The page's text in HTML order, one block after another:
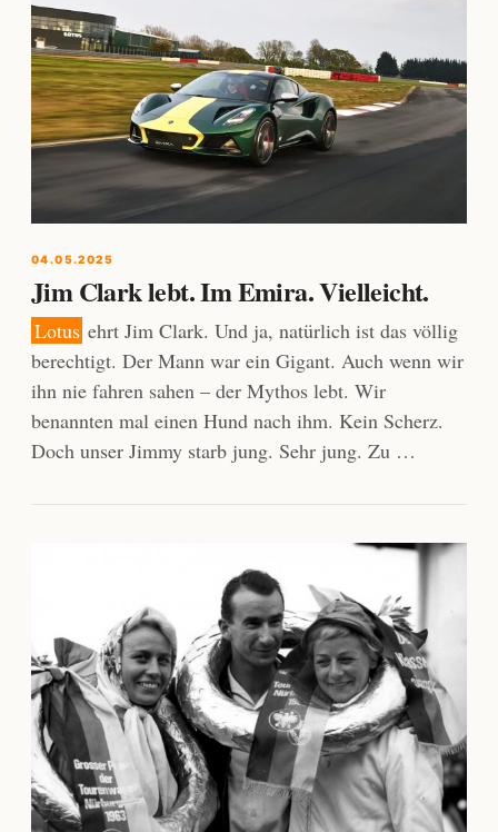
04.05.2025
Jim Clark lebt. Im Emira. Vielleicht.
Lotus ehrt Jim Clark. Und ja, natürlich ist das völlig
berechtigt. Der Mann war ein Gigant. Auch wenn wir
ihn nie fahren sahen – der Mythos lebt. Wir
benannten mal einen Hund nach ihm. Kein Scherz.
Doch unser Jimmy starb jung. Sehr jung. Zu …